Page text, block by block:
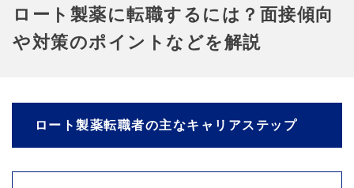
ロート製薬に転職するには？面接傾向
や対策のポイントなどを解説
ロート製薬転職者の主なキャリアステップ